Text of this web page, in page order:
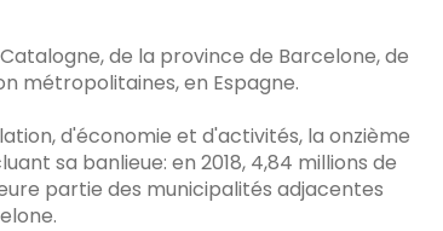
de la province de Barcelone, de
métropolitaines, en Espagne.
d'économie et d'activités, la onzième
sa banlieue: en 2018, 4,84 millions de
partie des municipalités adjacentes